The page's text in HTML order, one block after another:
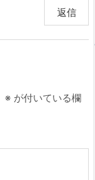
返信
※ が付いている欄